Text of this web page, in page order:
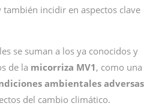
incidir en aspectos clave
se suman a los ya conocidos y
de la micorriza MV1 , como una
ambientales adversas
del cambio climático.